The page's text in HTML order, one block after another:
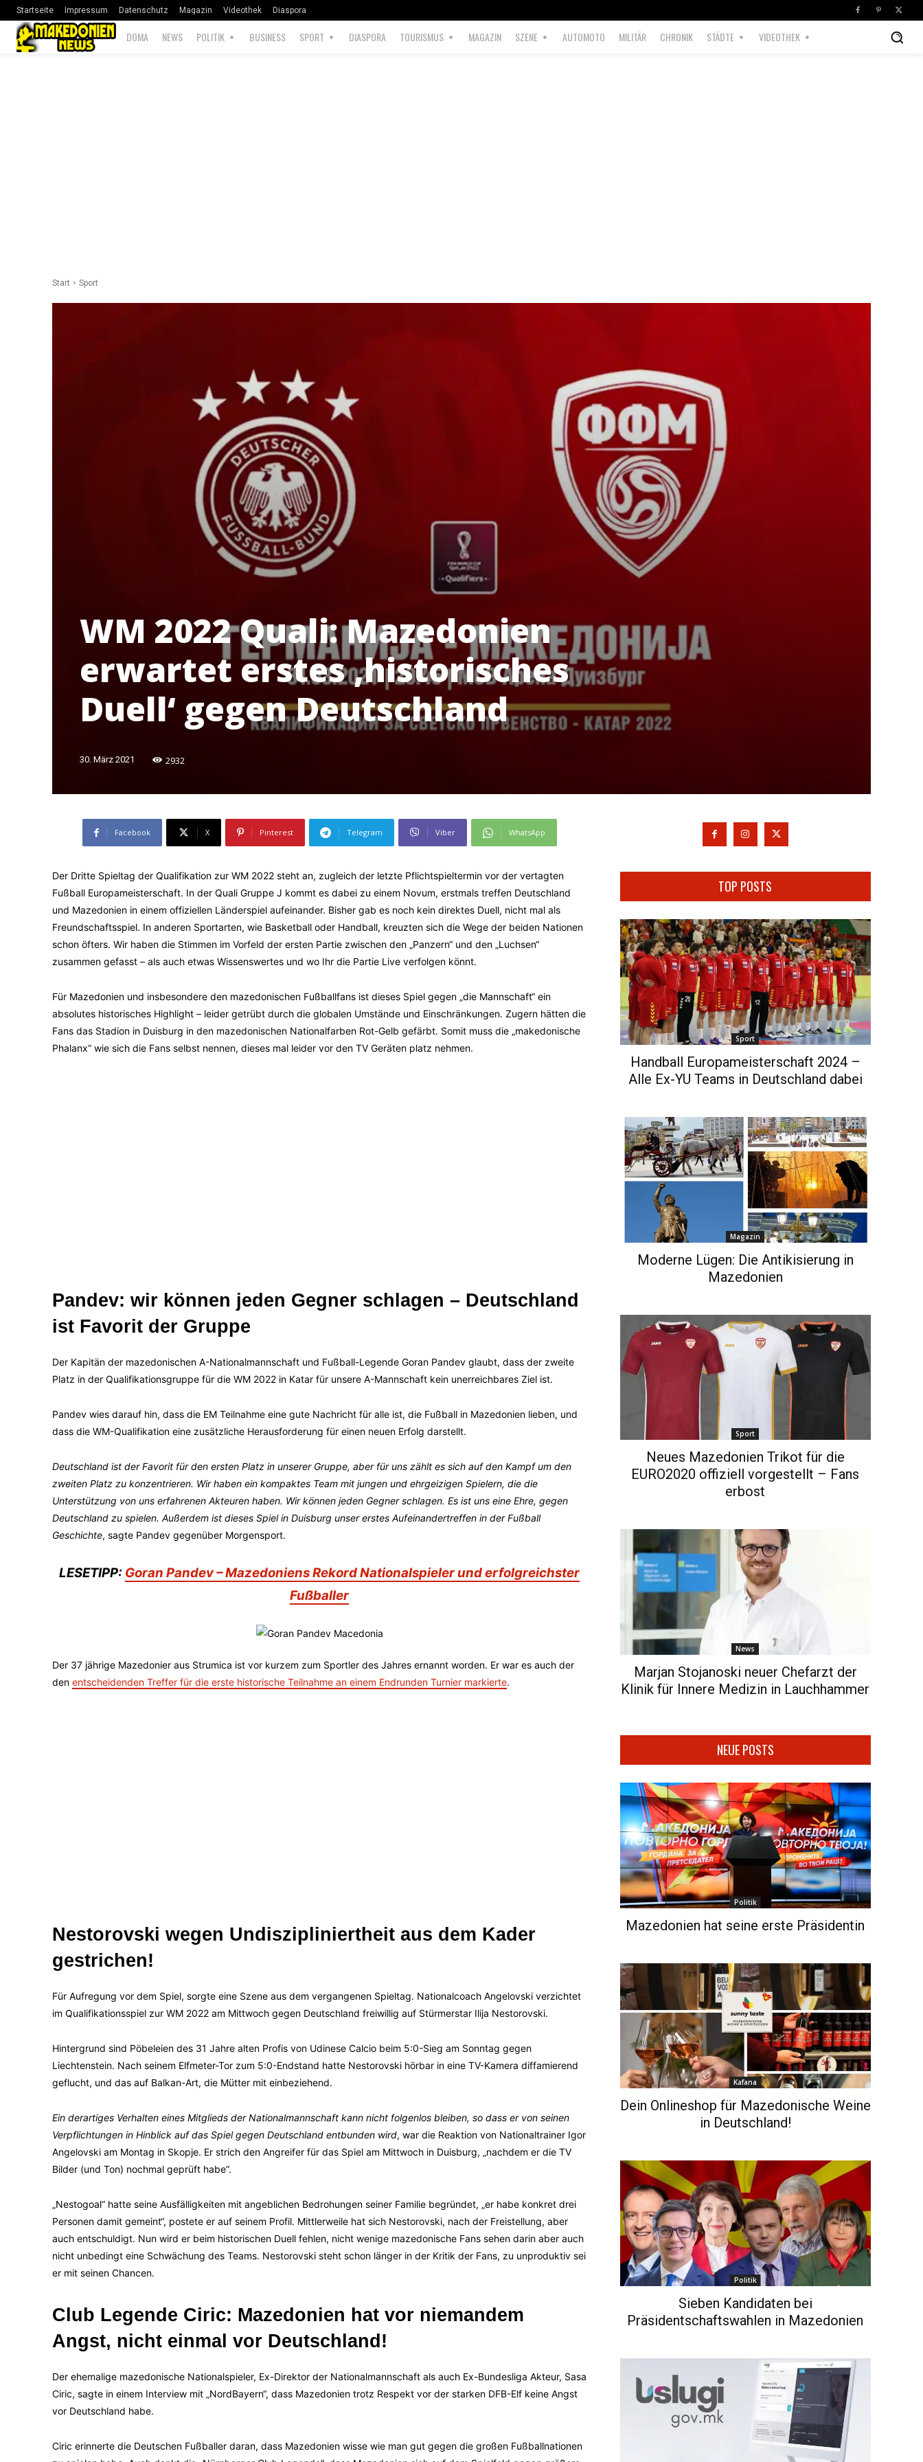
Startseite Impressum Datenschutz Magazin Videothek Diaspora
DOMA NEWS POLITIK BUSINESS SPORT DIASPORA TOURISMUS MAGAZIN SZENE AUTOMOTO MILITÄR CHRONIK STÄDTE VIDEOTHEK
Start Sport
WM 2022 Quali: Mazedonien
erwartet erstes ‚historisches
Duell‘ gegen Deutschland
30. März 2021 2932
Facebook X Pinterest Telegram Viber WhatsApp
Der Dritte Spieltag der Qualifikation zur WM 2022 steht an, zugleich der letzte Pflichtspieltermin vor der vertagten
Fußball Europameisterschaft. In der Quali Gruppe J kommt es dabei zu einem Novum, erstmals treffen Deutschland
und Mazedonien in einem offiziellen Länderspiel aufeinander. Bisher gab es noch kein direktes Duell, nicht mal als
Freundschaftsspiel. In anderen Sportarten, wie Basketball oder Handball, kreuzten sich die Wege der beiden Nationen
schon öfters. Wir haben die Stimmen im Vorfeld der ersten Partie zwischen den „Panzern“ und den „Luchsen“
zusammen gefasst – als auch etwas Wissenswertes und wo Ihr die Partie Live verfolgen könnt.
Für Mazedonien und insbesondere den mazedonischen Fußballfans ist dieses Spiel gegen „die Mannschaft“ ein
absolutes historisches Highlight – leider getrübt durch die globalen Umstände und Einschränkungen. Zugern hätten die
Fans das Stadion in Duisburg in den mazedonischen Nationalfarben Rot-Gelb gefärbt. Somit muss die „makedonische
Phalanx“ wie sich die Fans selbst nennen, dieses mal leider vor den TV Geräten platz nehmen.
Pandev: wir können jeden Gegner schlagen – Deutschland
ist Favorit der Gruppe
Der Kapitän der mazedonischen A-Nationalmannschaft und Fußball-Legende Goran Pandev glaubt, dass der zweite
Platz in der Qualifikationsgruppe für die WM 2022 in Katar für unsere A-Mannschaft kein unerreichbares Ziel ist.
Pandev wies darauf hin, dass die EM Teilnahme eine gute Nachricht für alle ist, die Fußball in Mazedonien lieben, und
dass die WM-Qualifikation eine zusätzliche Herausforderung für einen neuen Erfolg darstellt.
Deutschland ist der Favorit für den ersten Platz in unserer Gruppe, aber für uns zählt es sich auf den Kampf um den
zweiten Platz zu konzentrieren. Wir haben ein kompaktes Team mit jungen und ehrgeizigen Spielern, die die
Unterstützung von uns erfahrenen Akteuren haben. Wir können jeden Gegner schlagen. Es ist uns eine Ehre, gegen
Deutschland zu spielen. Außerdem ist dieses Spiel in Duisburg unser erstes Aufeinandertreffen in der Fußball
Geschichte, sagte Pandev gegenüber Morgensport.
LESETIPP: Goran Pandev – Mazedoniens Rekord Nationalspieler und erfolgreichster
Fußballer
Der 37 jährige Mazedonier aus Strumica ist vor kurzem zum Sportler des Jahres ernannt worden. Er war es auch der
den entscheidenden Treffer für die erste historische Teilnahme an einem Endrunden Turnier markierte.
Nestorovski wegen Undiszipliniertheit aus dem Kader
gestrichen!
Für Aufregung vor dem Spiel, sorgte eine Szene aus dem vergangenen Spieltag. Nationalcoach Angelovski verzichtet
im Qualifikationsspiel zur WM 2022 am Mittwoch gegen Deutschland freiwillig auf Stürmerstar Ilija Nestorovski.
Hintergrund sind Pöbeleien des 31 Jahre alten Profis von Udinese Calcio beim 5:0-Sieg am Sonntag gegen
Liechtenstein. Nach seinem Elfmeter-Tor zum 5:0-Endstand hatte Nestorovski hörbar in eine TV-Kamera diffamierend
geflucht, und das auf Balkan-Art, die Mütter mit einbeziehend.
Ein derartiges Verhalten eines Mitglieds der Nationalmannschaft kann nicht folgenlos bleiben, so dass er von seinen
Verpflichtungen in Hinblick auf das Spiel gegen Deutschland entbunden wird, war die Reaktion von Nationaltrainer Igor
Angelovski am Montag in Skopje. Er strich den Angreifer für das Spiel am Mittwoch in Duisburg, „nachdem er die TV
Bilder (und Ton) nochmal geprüft habe“.
„Nestogoal“ hatte seine Ausfälligkeiten mit angeblichen Bedrohungen seiner Familie begründet, „er habe konkret drei
Personen damit gemeint“, postete er auf seinem Profil. Mittlerweile hat sich Nestorovski, nach der Freistellung, aber
auch entschuldigt. Nun wird er beim historischen Duell fehlen, nicht wenige mazedonische Fans sehen darin aber auch
nicht unbedingt eine Schwächung des Teams. Nestorovski steht schon länger in der Kritik der Fans, zu unproduktiv sei
er mit seinen Chancen.
Club Legende Ciric: Mazedonien hat vor niemandem
Angst, nicht einmal vor Deutschland!
Der ehemalige mazedonische Nationalspieler, Ex-Direktor der Nationalmannschaft als auch Ex-Bundesliga Akteur, Sasa
Ciric, sagte in einem Interview mit „NordBayern“, dass Mazedonien trotz Respekt vor der starken DFB-Elf keine Angst
vor Deutschland habe.
Ciric erinnerte die Deutschen Fußballer daran, dass Mazedonien wisse wie man gut gegen die großen Fußballnationen
TOP POSTS
Sport
Handball Europameisterschaft 2024 –
Alle Ex-YU Teams in Deutschland dabei
Magazin
Moderne Lügen: Die Antikisierung in
Mazedonien
Sport
Neues Mazedonien Trikot für die
EURO2020 offiziell vorgestellt – Fans
erbost
News
Marjan Stojanoski neuer Chefarzt der
Klinik für Innere Medizin in Lauchhammer
NEUE POSTS
Politik
Mazedonien hat seine erste Präsidentin
Kafana
Dein Onlineshop für Mazedonische Weine
in Deutschland!
Politik
Sieben Kandidaten bei
Präsidentschaftswahlen in Mazedonien